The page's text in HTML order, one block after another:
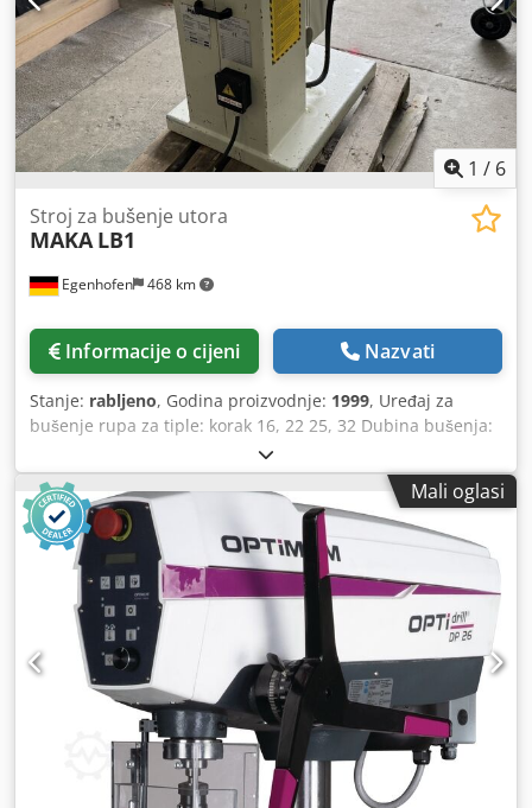
1 / 6
Egenhofen 468 km
Stroj za bušenje utora
MAKA LB1
Informacije o cijeni Nazvati
Stanje: rabljeno, Godina proizvodnje: 1999, Uređaj za
bušenje rupa za tiple: korak 16, 22 25, 32 Dubina bušenja:
145 mm Duljina utora: 240 mm Raspon podešavanja visine:
135 mm Snaga motora: 1,5kW Brzina: 2800 o/min Priključak
za izvlačenje: 100 mm Duljina stroja: 1280 mm Širina
stroja: 960 mm Težina: 250 kg Cedpjv S Diujfx Aqtjrf
Mali oglasi